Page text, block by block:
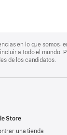
en lo que
a todo el mundo.
de los candidatos.
Store
una tienda